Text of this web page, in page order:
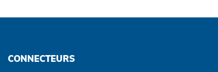
CONNECTEURS